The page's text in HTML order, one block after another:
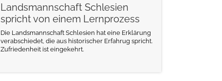
Landsmannschaft Schlesien
spricht von einem Lernprozess
Die Landsmannschaft Schlesien hat eine Erklärung
verabschiedet, die aus historischer Erfahrug spricht.
Zufriedenheit ist eingekehrt.